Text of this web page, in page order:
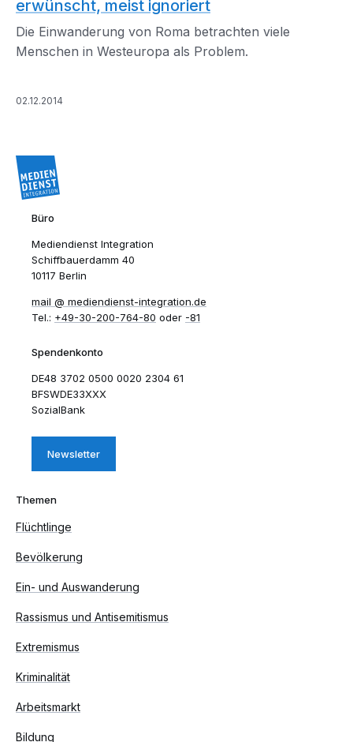
erwünscht, meist ignoriert
Die Einwanderung von Roma betrachten viele
Menschen in Westeuropa als Problem.
02.12.2014
Büro
Mediendienst Integration
Schiffbauerdamm 40
10117 Berlin
mail​
mediendienst-integration.de
Tel.: +49-30-200-764-80 oder -81
Spendenkonto
DE48 3702 0500 0020 2304 61
BFSWDE33XXX
SozialBank
Newsletter
Themen
Flüchtlinge
Bevölkerung
Ein- und Auswanderung
Rassismus und Antisemitismus
Extremismus
Kriminalität
Arbeitsmarkt
Bildung